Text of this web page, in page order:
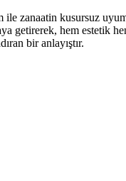
ile zanaatin kusursuz
getirerek, hem estetik
bir anlayıştır.